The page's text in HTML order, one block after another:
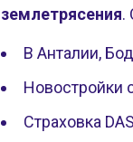
землетрясения.
В Анталии,
Новостройки
Страховка